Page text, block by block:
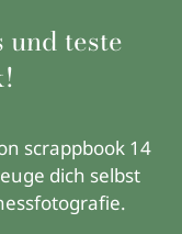
und teste
scrappbook 14
dich selbst